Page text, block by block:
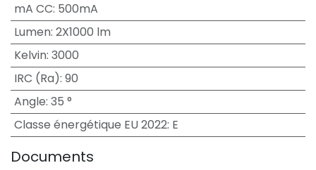
mA CC: 500mA
Lumen: 2X1000 lm
Kelvin: 3000
IRC (Ra): 90
Angle: 35 °
Classe énergétique EU 2022: E
Documents